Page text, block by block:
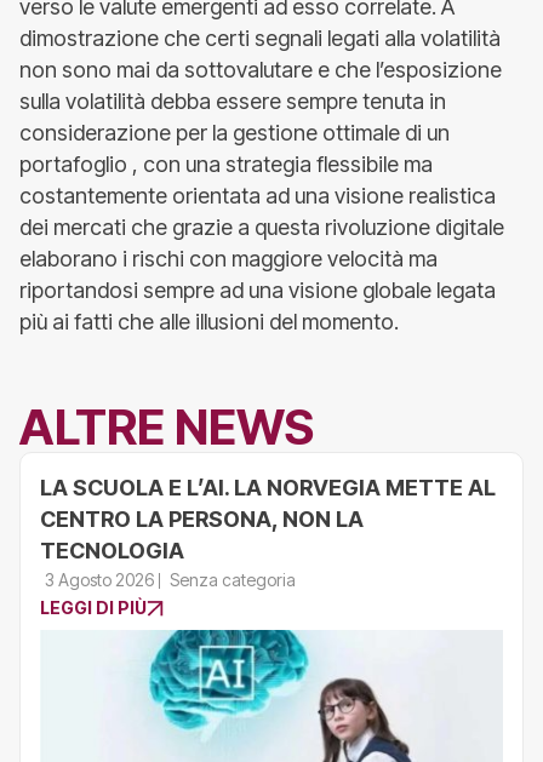
verso le valute emergenti ad esso correlate. A
dimostrazione che certi segnali legati alla volatilità
non sono mai da sottovalutare e che l’esposizione
sulla volatilità debba essere sempre tenuta in
considerazione per la gestione ottimale di un
portafoglio , con una strategia flessibile ma
costantemente orientata ad una visione realistica
dei mercati che grazie a questa rivoluzione digitale
elaborano i rischi con maggiore velocità ma
riportandosi sempre ad una visione globale legata
più ai fatti che alle illusioni del momento.
ALTRE NEWS
LA SCUOLA E L’AI. LA NORVEGIA METTE AL
CENTRO LA PERSONA, NON LA
TECNOLOGIA
3 Agosto 2026
Senza categoria
LEGGI DI PIÙ